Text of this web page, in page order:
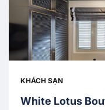
KHÁCH SẠN
White Lotus